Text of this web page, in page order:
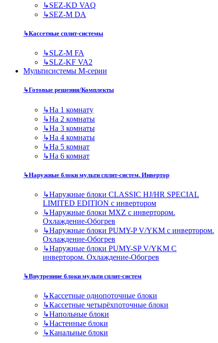
↳SEZ-KD VAQ
↳SEZ-M DA
↳Кассетные сплит-системы
↳SLZ-M FA
↳SLZ-KF VA2
Мультисистемы M-серии
↳Готовые решения/Комплекты
↳На 1 комнату
↳На 2 комнаты
↳На 3 комнаты
↳На 4 комнаты
↳На 5 комнат
↳На 6 комнат
↳Наружные блоки мульти сплит-систем. Инвертор
↳Наружные блоки CLASSIC HJ/HR SPECIAL
LIMITED EDITION с инвертором
↳Наружные блоки MXZ с инвертором.
Охлаждение-Обогрев
↳Наружные блоки PUMY-P V/YKM с инвертором.
Охлаждение-Обогрев
↳Наружные блоки PUMY-SP V/YKM С
инвертором. Охлаждение-Обогрев
↳Внутренние блоки мульти сплит-систем
↳Кассетные однопоточные блоки
↳Кассетные четырёхпоточные блоки
↳Напольные блоки
↳Настенные блоки
↳Канальные блоки